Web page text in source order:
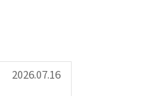
2026.07.16